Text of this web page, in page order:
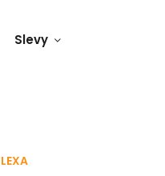
Slevy